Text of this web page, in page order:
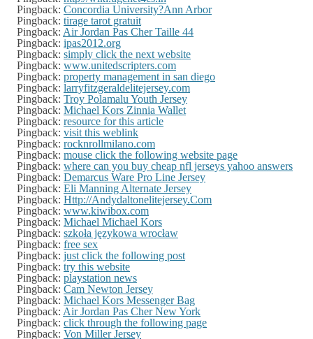
Pingback: Concordia University?Ann Arbor
Pingback: tirage tarot gratuit
Pingback: Air Jordan Pas Cher Taille 44
Pingback: ipas2012.org
Pingback: simply click the next website
Pingback: www.unitedscripters.com
Pingback: property management in san diego
Pingback: larryfitzgeraldelitejersey.com
Pingback: Troy Polamalu Youth Jersey
Pingback: Michael Kors Zinnia Wallet
Pingback: resource for this article
Pingback: visit this weblink
Pingback: rocknrollmilano.com
Pingback: mouse click the following website page
Pingback: where can you buy cheap nfl jerseys yahoo answers
Pingback: Demarcus Ware Pro Line Jersey
Pingback: Eli Manning Alternate Jersey
Pingback: Http://Andydaltonelitejersey.Com
Pingback: www.kiwibox.com
Pingback: Michael Michael Kors
Pingback: szkoła językowa wrocław
Pingback: free sex
Pingback: just click the following post
Pingback: try this website
Pingback: playstation news
Pingback: Cam Newton Jersey
Pingback: Michael Kors Messenger Bag
Pingback: Air Jordan Pas Cher New York
Pingback: click through the following page
Pingback: Von Miller Jersey